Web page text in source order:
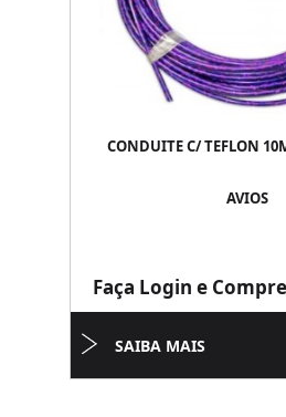
CONDUITE C/ TEFLON
AVIOS
Faça Login e
SAIBA MAIS